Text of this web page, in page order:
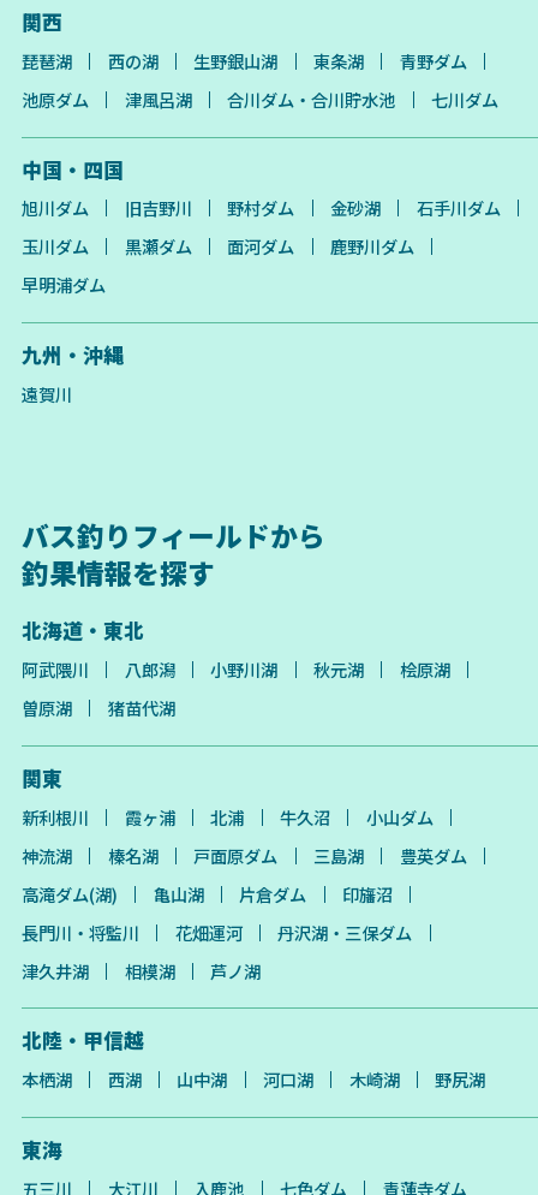
関西
琵琶湖 西の湖 生野銀山湖 東条湖
青野ダム
池原ダム
津風呂湖 合川ダム・合川貯水池 七川ダム
中国・四国
旭川ダム 旧吉野川 野村ダム 金砂湖
石手川ダム
玉川ダム
黒瀬ダム 面河ダム
鹿野川ダム
早明浦ダム
九州・沖縄
遠賀川
バス釣りフィールドから
釣果情報を探す
北海道・東北
阿武隈川 八郎潟 小野川湖 秋元湖
桧原湖
曽原湖
猪苗代湖
関東
新利根川 霞ヶ浦 北浦 牛久沼
小山ダム
神流湖
榛名湖 戸面原ダム 三島湖
豊英ダム
高滝ダム(湖)
亀山湖 片倉ダム
印旛沼
長門川・将監川
花畑運河
丹沢湖・三保ダム
津久井湖
相模湖 芦ノ湖
北陸・甲信越
本栖湖 西湖 山中湖 河口湖 木崎湖 野尻湖
東海
五三川 大江川 入鹿池 七色ダム 青蓮寺ダム